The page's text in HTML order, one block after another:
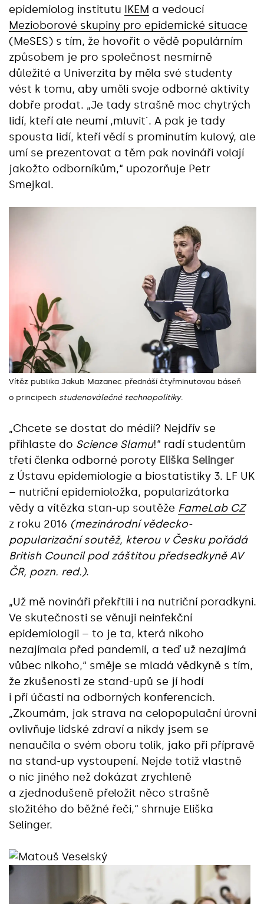
epidemiolog institutu IKEM a vedoucí
Mezioborové skupiny pro epidemické situace
(MeSES) s tím, že hovořit o vědě populárním
způsobem je pro společnost nesmírně
důležité a Univerzita by měla své studenty
vést k tomu, aby uměli svoje odborné aktivity
dobře prodat. „Je tady strašně moc chytrých
lidí, kteří ale neumí ,mluvit´. A pak je tady
spousta lidí, kteří vědí s prominutím kulový, ale
umí se prezentovat a těm pak novináři volají
jakožto odborníkům,“ upozorňuje Petr
Smejkal.
Vítěz publika Jakub Mazanec přednáší čtyřminutovou báseň
o principech studenoválečné technopolitiky.
„Chcete se dostat do médií? Nejdřív se
přihlaste do Science Slamu!“ radí studentům
třetí členka odborné poroty Eliška Selinger
z Ústavu epidemiologie a biostatistiky 3. LF UK
– nutriční epidemioložka, popularizátorka
vědy a vítězka stan-up soutěže FameLab CZ
z roku 2016 (mezinárodní vědecko-
popularizační soutěž, kterou v Česku pořádá
British Council pod záštitou předsedkyně AV
ČR, pozn. red.).
„Už mě novináři překřtili i na nutriční poradkyni.
Ve skutečnosti se věnuji neinfekční
epidemiologii – to je ta, která nikoho
nezajímala před pandemií, a teď už nezajímá
vůbec nikoho,“ směje se mladá vědkyně s tím,
že zkušenosti ze stand-upů se jí hodí
i při účasti na odborných konferencích.
„Zkoumám, jak strava na celopopulační úrovni
ovlivňuje lidské zdraví a nikdy jsem se
nenaučila o svém oboru tolik, jako při přípravě
na stand-up vystoupení. Nejde totiž vlastně
o nic jiného než dokázat zrychleně
a zjednodušeně přeložit něco strašně
složitého do běžné řeči,“ shrnuje Eliška
Selinger.